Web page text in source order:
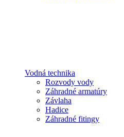
Vodná technika
Rozvody vody
Záhradné armatúry
Závlaha
Hadice
Záhradné fitingy